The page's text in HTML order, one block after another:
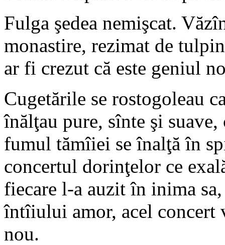
Fulga şedea nemişcat.
monastire, rezimat de
ar fi crezut că este geniul
Cugetările se rostogoleau
înălţau pure, sînte şi suave,
fumul tămîiei se înalţă în
concertul dorinţelor ce
fiecare l-a auzit în inima
întîiului amor, acel concert
nou.